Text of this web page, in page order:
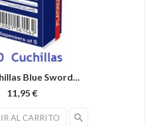
Blue Sword...
11,95 €
AL CARRITO search